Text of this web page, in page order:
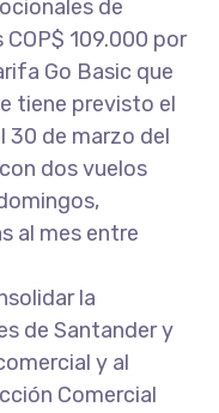
de
109.000 por
Go Basic que
tiene previsto el
30 de marzo del
dos vuelos
al mes entre
la
de Santander y
y al
Comercial